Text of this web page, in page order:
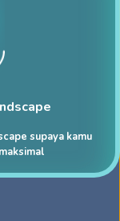
supaya kamu